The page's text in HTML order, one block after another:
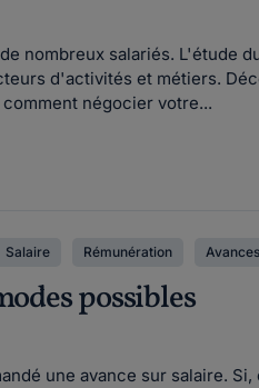
nombreux salariés. L'étude
d'activités et métiers.
négocier votre...
Salaire Rémunération
possibles
une avance sur salaire.